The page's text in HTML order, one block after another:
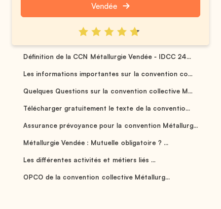
Vendée
Définition de la CCN Métallurgie Vendée - IDCC 24...
Les informations importantes sur la convention co...
Quelques Questions sur la convention collective M...
Télécharger gratuitement le texte de la conventio...
Assurance prévoyance pour la convention Métallurg...
Métallurgie Vendée : Mutuelle obligatoire ? ...
Les différentes activités et métiers liés ...
OPCO de la convention collective Métallurg...